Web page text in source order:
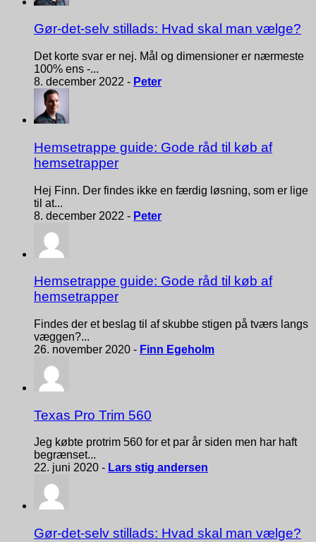
Gør-det-selv stillads: Hvad skal man vælge?
Det korte svar er nej. Mål og dimensioner er nærmeste
100% ens -...
8. december 2022 - Peter
Hemsetrappe guide: Gode råd til køb af
hemsetrapper
Hej Finn. Der findes ikke en færdig løsning, som er lige
til at...
8. december 2022 - Peter
Hemsetrappe guide: Gode råd til køb af
hemsetrapper
Findes der et beslag til af skubbe stigen på tværs langs
væggen?...
26. november 2020 - Finn Egeholm
Texas Pro Trim 560
Jeg købte protrim 560 for et par år siden men har haft
begrænset...
22. juni 2020 - Lars stig andersen
Gør-det-selv stillads: Hvad skal man vælge?